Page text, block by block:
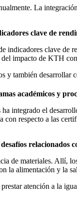
La
clave de
indicadores clave de
impacto de KTH
y también
académicos y
integrado el
respecto a las
relacionados
de materiales. Allí,
la alimentación y la
atención a la